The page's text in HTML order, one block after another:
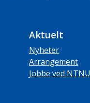
Aktuelt
Nyheter
Arrangement
Jobbe ved NTNU